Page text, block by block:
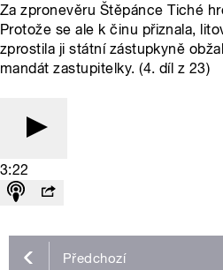
Za zpronevěru Štěpánce Tiché
Protože se ale k činu přiznala,
zprostila ji státní zástupkyně
mandát zastupitelky. (4. díl z 23)
3:22
Předchozí